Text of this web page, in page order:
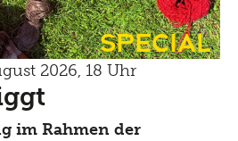
Special
2026, 18 Uhr
im Rahmen der